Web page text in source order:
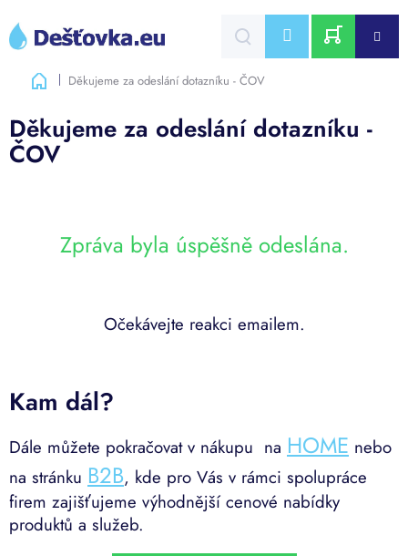
obsah
CZK
NÁKUPNÍ
DomůDěkujeme za odeslání dotazníku - ČOV
Děkujeme za odeslání dotazníku -
ČOV
Zpráva byla úspěšně odeslána.
Očekávejte reakci emailem.
Kam dál?
Dále můžete pokračovat v nákupu na HOME nebo
na stránku B2B, kde pro Vás v rámci spolupráce
firem zajišťujeme výhodnější cenové nabídky
produktů a služeb.